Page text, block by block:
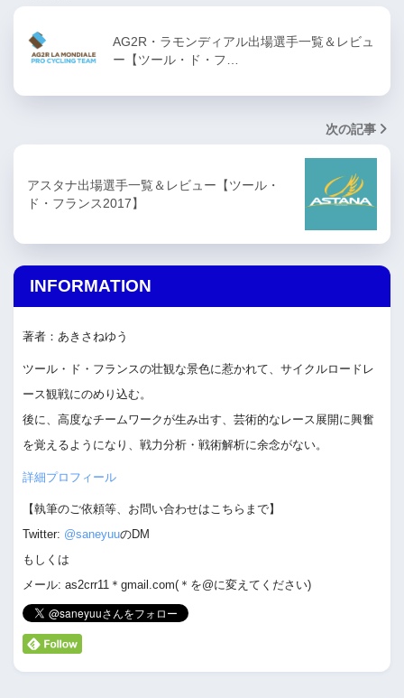
AG2R・ラモンディアル出場選手一覧＆レビュ
ー【ツール・ド・フ…
次の記事
アスタナ出場選手一覧＆レビュー【ツール・
ド・フランス2017】
INFORMATION
著者：あきさねゆう
ツール・ド・フランスの壮観な景色に惹かれて、サイクルロードレ
ース観戦にのめり込む。
後に、高度なチームワークが生み出す、芸術的なレース展開に興奮
を覚えるようになり、戦力分析・戦術解析に余念がない。
詳細プロフィール
【執筆のご依頼等、お問い合わせはこちらまで】
Twitter: @saneyuuのDM
もしくは
メール: as2crr11＊gmail.com(＊を@に変えてください)